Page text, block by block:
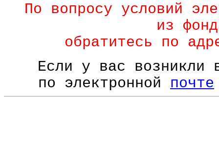
По вопросу условий
из
обратитесь по
Если у вас возникли
по электронной почте